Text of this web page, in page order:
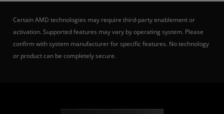
Certain AMD technologies may require third-party enablement or
activation. Supported features may vary by operating system. Please
confirm with system manufacturer for specific features. No technology
or product can be completely secure.